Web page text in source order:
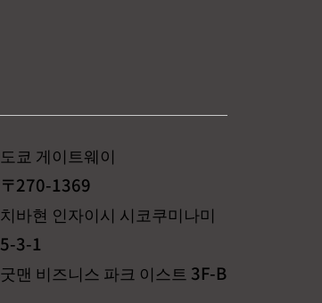
도쿄 게이트웨이
〒270-1369
치바현 인자이시 시코쿠미나미
5-3-1
굿맨 비즈니스 파크 이스트 3F-B